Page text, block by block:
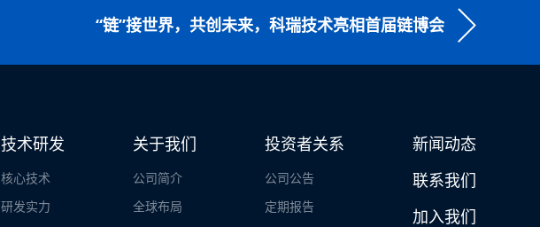
“链”接世界，共创未来，科瑞技术亮相首届链博会
技术研发
核心技术
研发实力
关于我们
公司简介
全球布局
投资者关系
公司公告
定期报告
新闻动态
联系我们
加入我们